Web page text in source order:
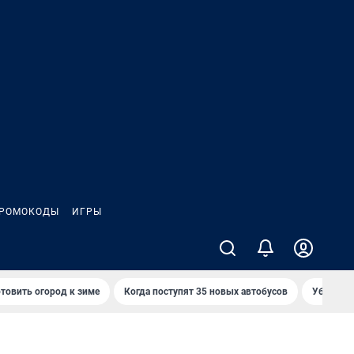
ИГРЫ
огород к зиме Когда поступят 35 новых автобусов Убийца